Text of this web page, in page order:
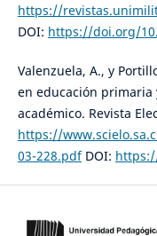
https://
DOI: https://doi.org/
Valenzuela, A., y
en educación
académico. Revista
https://
03-228.pdfDOI: